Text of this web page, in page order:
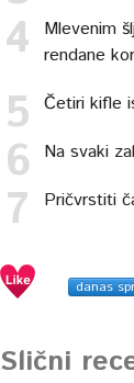
Mlevenim
rendane
Četiri kifle
Na svaki
Pričvrstiti
danas
Slični